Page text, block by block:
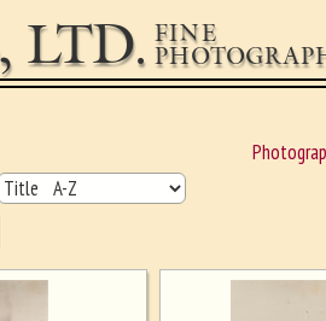
LTD. FINE